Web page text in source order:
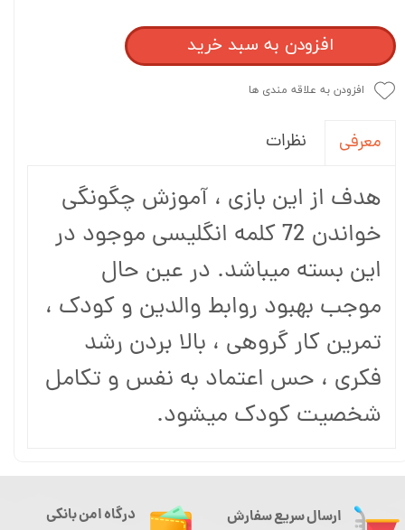
افزودن به سبد خرید
افزودن به علاقه مندی ها
معرفی نظرات
هدف از این بازی ، آموزش چگونگی
خواندن 72 کلمه انگلیسی موجود در
این بسته میباشد. در عین حال
موجب بهبود روابط والدین و کودک ،
تمرین کار گروهی ، بالا بردن رشد
فکری ، حس اعتماد به نفس و تکامل
شخصیت کودک میشود.
ارسال سریع سفارش درگاه امن بانکی